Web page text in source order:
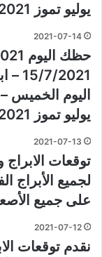
يوليو تموز 2021
2021-07-14
يوليو تموز 2021
2021-07-13
على جميع
2021-07-12